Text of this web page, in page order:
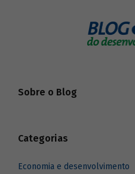
Sobre o Blog
Categorias
Economia e desenvolvimento